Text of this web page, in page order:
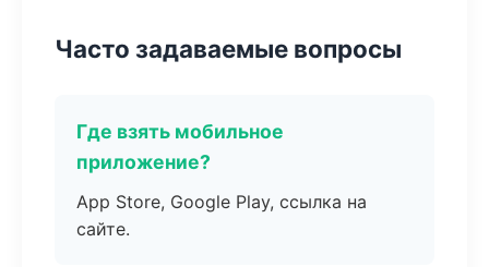
Часто задаваемые вопросы
Где взять мобильное
приложение?
App Store, Google Play, ссылка на
сайте.